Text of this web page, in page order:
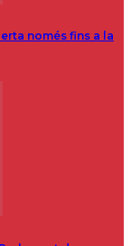
només fins a la